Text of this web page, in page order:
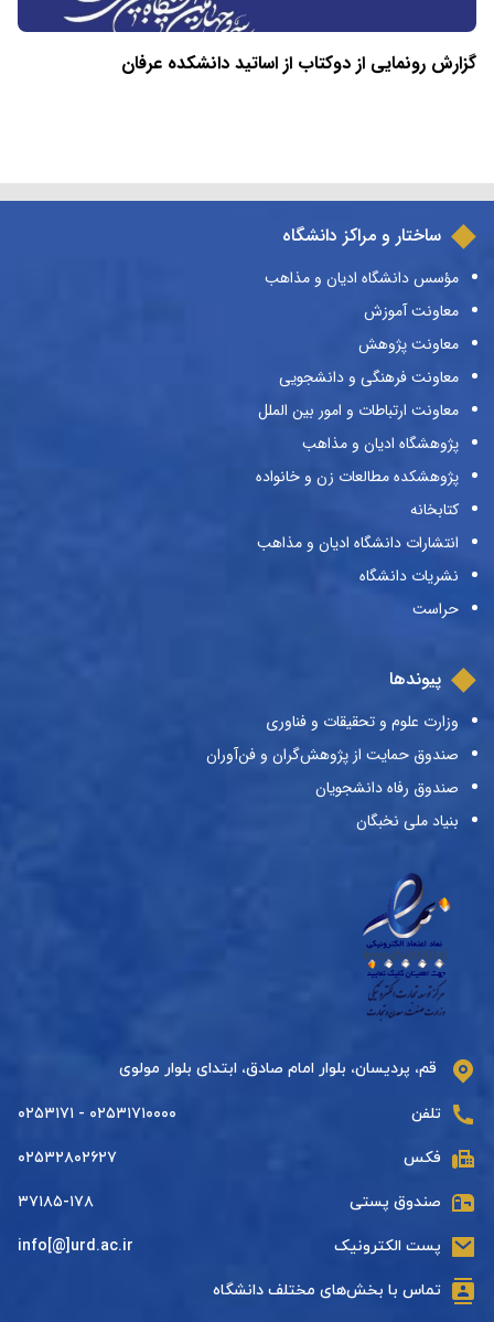
گزارش رونمایی از دوکتاب از اساتید دانشکده عرفان
ساختار و مراکز دانشگاه
مؤسس دانشگاه ادیان و مذاهب
معاونت آموزش
معاونت پژوهش
معاونت فرهنگی و دانشجویی
معاونت ارتباطات و امور بین الملل
پژوهشگاه ادیان و مذاهب
پژوهشکده مطالعات زن و خانواده
کتابخانه
انتشارات دانشگاه ادیان و مذاهب
نشریات دانشگاه
حراست
پیوندها
وزارت علوم و تحقیقات و فناوری
صندوق حمایت از پژوهش‌گران و فن‌آوران
صندوق رفاه دانشجویان
بنیاد ملی نخبگان
قم، پردیسان، بلوار امام صادق، ابتدای بلوار مولوی
تلفن ۰۲۵۳۱۷۱۰۰۰۰ - ۰۲۵۳۱۷۱
فکس ۰۲۵۳۲۸۰۲۶۲۷
صندوق پستی ۳۷۱۸۵-۱۷۸
پست الکترونیک info[@]urd.ac.ir
تماس با بخش‌های مختلف دانشگاه